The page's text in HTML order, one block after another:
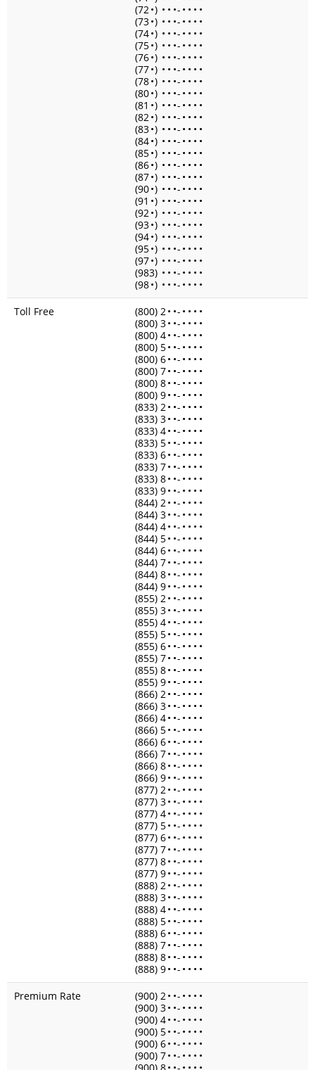
(72•) • • •- • • • •
(73•) • • •- • • • •
(74•) • • •- • • • •
(75•) • • •- • • • •
(76•) • • •- • • • •
(77•) • • •- • • • •
(78•) • • •- • • • •
(80•) • • •- • • • •
(81 •) • • •- • • • •
(82•) • • •- • • • •
(83•) • • •- • • • •
(84•) • • •- • • • •
(85•) • • •- • • • •
(86•) • • •- • • • •
(87•) • • •- • • • •
(90•) • • •- • • • •
(91 •) • • •- • • • •
(92•) • • •- • • • •
(93•) • • •- • • • •
(94•) • • •- • • • •
(95•) • • •- • • • •
(97•) • • •- • • • •
(983) • • •- • • • •
(98•) • • •- • • • •
Toll Free
(800) 2• •- • • • •
(800) 3• •- • • • •
(800) 4• •- • • • •
(800) 5• •- • • • •
(800) 6• •- • • • •
(800) 7• •- • • • •
(800) 8• •- • • • •
(800) 9• •- • • • •
(833) 2• •- • • • •
(833) 3• •- • • • •
(833) 4• •- • • • •
(833) 5• •- • • • •
(833) 6• •- • • • •
(833) 7• •- • • • •
(833) 8• •- • • • •
(833) 9• •- • • • •
(844) 2• •- • • • •
(844) 3• •- • • • •
(844) 4• •- • • • •
(844) 5• •- • • • •
(844) 6• •- • • • •
(844) 7• •- • • • •
(844) 8• •- • • • •
(844) 9• •- • • • •
(855) 2• •- • • • •
(855) 3• •- • • • •
(855) 4• •- • • • •
(855) 5• •- • • • •
(855) 6• •- • • • •
(855) 7• •- • • • •
(855) 8• •- • • • •
(855) 9• •- • • • •
(866) 2• •- • • • •
(866) 3• •- • • • •
(866) 4• •- • • • •
(866) 5• •- • • • •
(866) 6• •- • • • •
(866) 7• •- • • • •
(866) 8• •- • • • •
(866) 9• •- • • • •
(877) 2• •- • • • •
(877) 3• •- • • • •
(877) 4• •- • • • •
(877) 5• •- • • • •
(877) 6• •- • • • •
(877) 7• •- • • • •
(877) 8• •- • • • •
(877) 9• •- • • • •
(888) 2• •- • • • •
(888) 3• •- • • • •
(888) 4• •- • • • •
(888) 5• •- • • • •
(888) 6• •- • • • •
(888) 7• •- • • • •
(888) 8• •- • • • •
(888) 9• •- • • • •
Premium Rate
(900) 2• •- • • • •
(900) 3• •- • • • •
(900) 4• •- • • • •
(900) 5• •- • • • •
(900) 6• •- • • • •
(900) 7• •- • • • •